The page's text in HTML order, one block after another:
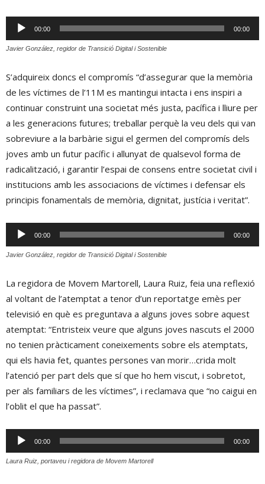
Reproductor
d'àudio
00:00 00:00
Javier González, regidor de Transició Digital i Sostenible
S’adquireix doncs el compromís “d’assegurar que la memòria
de les víctimes de l’11M es mantingui intacta i ens inspiri a
continuar construint una societat més justa, pacífica i lliure per
a les generacions futures; treballar perquè la veu dels qui van
sobreviure a la barbàrie sigui el germen del compromís dels
joves amb un futur pacífic i allunyat de qualsevol forma de
radicalització, i garantir l’espai de consens entre societat civil i
institucions amb les associacions de víctimes i defensar els
principis fonamentals de memòria, dignitat, justícia i veritat”.
Reproductor
d'àudio
00:00 00:00
Javier González, regidor de Transició Digital i Sostenible
La regidora de Movem Martorell, Laura Ruiz, feia una reflexió
al voltant de l’atemptat a tenor d’un reportatge emès per
televisió en què es preguntava a alguns joves sobre aquest
atemptat: “Entristeix veure que alguns joves nascuts el 2000
no tenien pràcticament coneixements sobre els atemptats,
qui els havia fet, quantes persones van morir…crida molt
l’atenció per part dels que sí que ho hem viscut, i sobretot,
per als familiars de les víctimes”, i reclamava que “no caigui en
l’oblit el que ha passat”.
Reproductor
d'àudio
00:00 00:00
Laura Ruiz, portaveu i regidora de Movem Martorell